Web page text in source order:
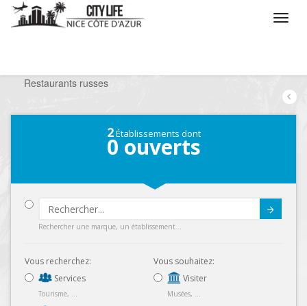
Restaurants russes
2Établissements dont
0 ouverts
Rechercher une marque, un établissement...
Vous recherchez:
Services
Tourisme, ...
Vous souhaitez:
Visiter
Musées, ...